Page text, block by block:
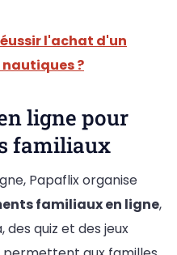
l'achat d'un
?
ligne pour
familiaux
Papaflix organise
familiaux en ligne,
quiz et des jeux